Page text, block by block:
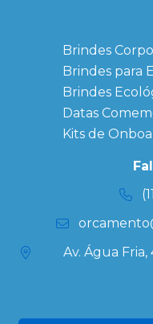
Brindes
Brindes para
Brindes
Datas
Kits de
Av. Água Fria,